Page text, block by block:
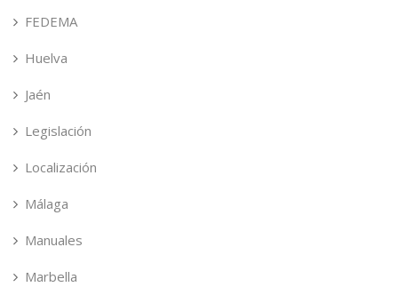
FEDEMA
Huelva
Jaén
Legislación
Localización
Málaga
Manuales
Marbella